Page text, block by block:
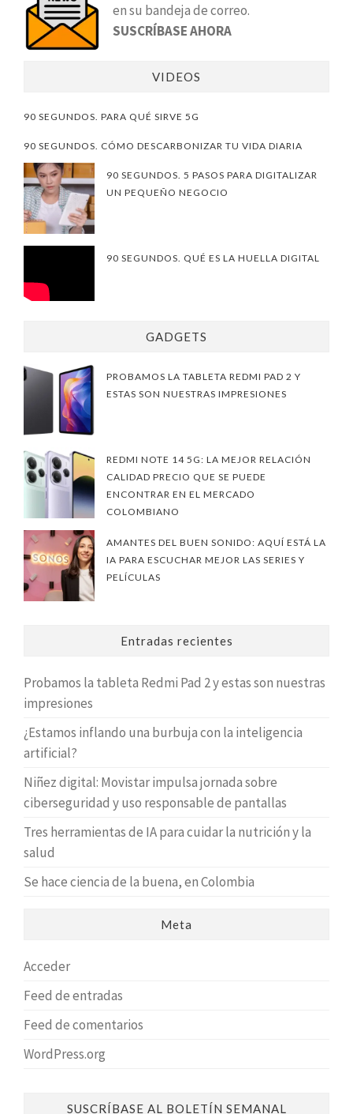
en su bandeja de correo.
SUSCRÍBASE AHORA
VIDEOS
90 SEGUNDOS. PARA QUÉ SIRVE 5G
90 SEGUNDOS. CÓMO DESCARBONIZAR TU VIDA DIARIA
90 SEGUNDOS. 5 PASOS PARA DIGITALIZAR
UN PEQUEÑO NEGOCIO
90 SEGUNDOS. QUÉ ES LA HUELLA DIGITAL
GADGETS
PROBAMOS LA TABLETA REDMI PAD 2 Y
ESTAS SON NUESTRAS IMPRESIONES
REDMI NOTE 14 5G: LA MEJOR RELACIÓN
CALIDAD PRECIO QUE SE PUEDE
ENCONTRAR EN EL MERCADO
COLOMBIANO
AMANTES DEL BUEN SONIDO: AQUÍ ESTÁ LA
IA PARA ESCUCHAR MEJOR LAS SERIES Y
PELÍCULAS
Entradas recientes
Probamos la tableta Redmi Pad 2 y estas son nuestras
impresiones
¿Estamos inflando una burbuja con la inteligencia
artificial?
Niñez digital: Movistar impulsa jornada sobre
ciberseguridad y uso responsable de pantallas
Tres herramientas de IA para cuidar la nutrición y la
salud
Se hace ciencia de la buena, en Colombia
Meta
Acceder
Feed de entradas
Feed de comentarios
WordPress.org
SUSCRÍBASE AL BOLETÍN SEMANAL